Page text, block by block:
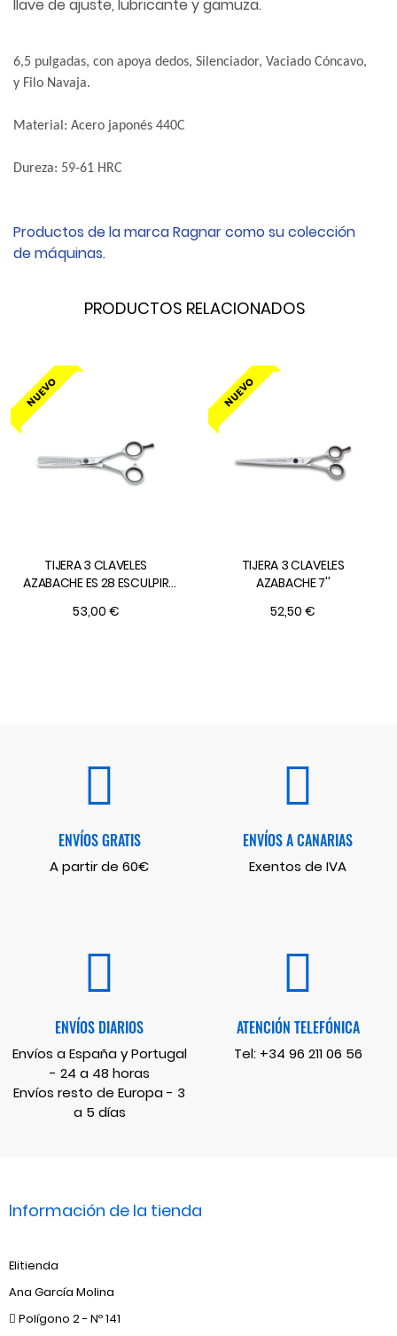
llave de ajuste, lubricante y gamuza.
6,5 pulgadas, con apoya dedos, Silenciador, Vaciado Cóncavo,
y Filo Navaja.
Material: Acero japonés 440C
Dureza: 59-61 HRC
Productos de la marcaRagnarcomo su colección
demáquinas.
PRODUCTOS RELACIONADOS
NUEVO
TIJERA 3 CLAVELES
AZABACHE ES 28 ESCULPIR
53,00 €
NUEVO
TIJERA 3 CLAVELES
AZABACHE 7''
52,50 €
ENVÍOS GRATIS
A partir de 60€
ENVÍOS A CANARIAS
Exentos de IVA
ENVÍOS DIARIOS
Envíos a España y Portugal
- 24 a 48 horas
Envíos resto de Europa - 3
a 5 días
ATENCIÓN TELEFÓNICA
Tel: +34 96 211 06 56
Información de la tienda
Elitienda
Ana García Molina
Polígono 2 - Nº 141